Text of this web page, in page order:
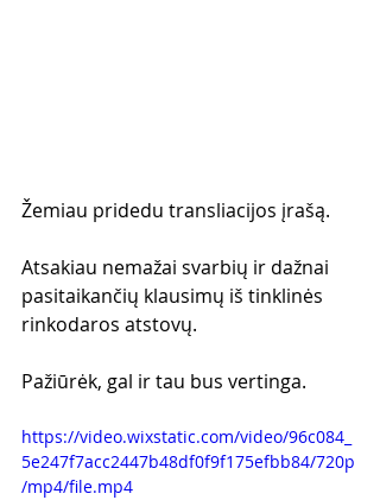
Žemiau pridedu transliacijos įrašą.
Atsakiau nemažai svarbių ir dažnai
pasitaikančių klausimų iš tinklinės
rinkodaros atstovų.
Pažiūrėk, gal ir tau bus vertinga.
https://video.wixstatic.com/video/96c084_
5e247f7acc2447b48df0f9f175efbb84/720p
/mp4/file.mp4